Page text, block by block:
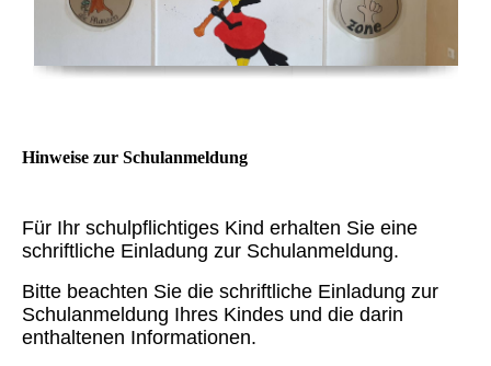
Hinweise zur Schulanmeldung
Für Ihr schulpflichtiges Kind erhalten Sie eine
schriftliche Einladung zur Schulanmeldung.
Bitte beachten Sie die schriftliche Einladung zur
Schulanmeldung Ihres Kindes und die darin
enthaltenen Informationen.